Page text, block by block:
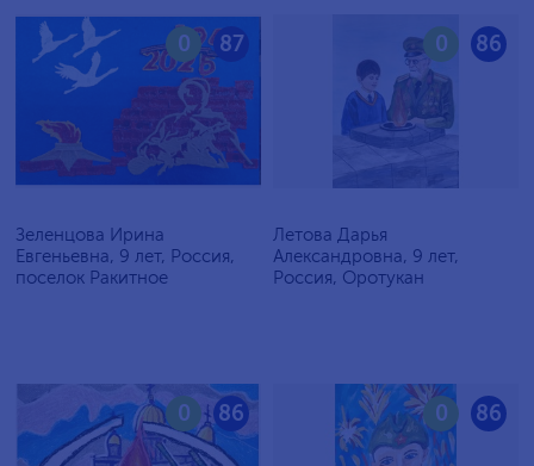
87
0
Зеленцова Ирина
Евгеньевна, 9 лет, Россия,
поселок Ракитное
86
0
Летова Дарья
Александровна, 9 лет,
Россия, Оротукан
86
0 86
0